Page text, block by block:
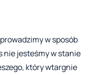
w sposób
nie jesteśmy w stanie
który wtargnie